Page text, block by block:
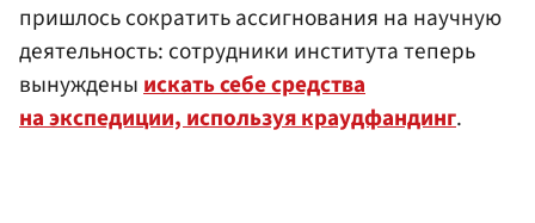
пришлось сократить ассигнования на научную
деятельность: сотрудники института теперь
вынуждены искать себе средства
на экспедиции, используя краудфандинг.